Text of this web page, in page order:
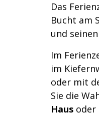
Das
Bucht am
und
Im
im
oder mit
Sie die
Haus oder